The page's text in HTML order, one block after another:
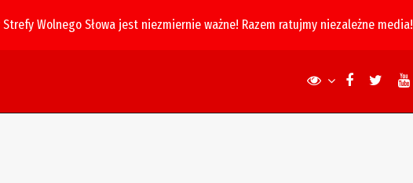
Wolnego Słowa jest niezmiernie ważne! Razem ratujmy niezależne media!